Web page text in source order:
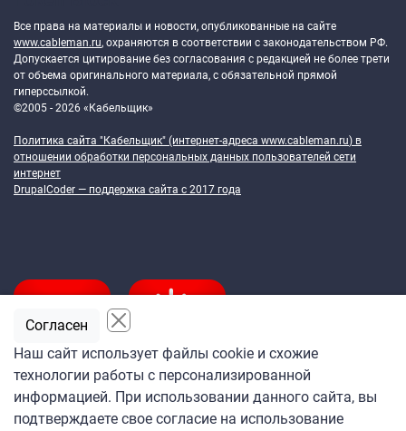
Все права на материалы и новости, опубликованные на сайте
www.cableman.ru, охраняются в соответствии с законодательством РФ.
Допускается цитирование без согласования с редакцией не более трети
от объема оригинального материала, с обязательной прямой
гиперссылкой.
©2005 - 2026 «Кабельщик»
Политика сайта "Кабельщик" (интернет-адреса www.cableman.ru) в
отношении обработки персональных данных пользователей сети
интернет
DrupalCoder — поддержка сайта c 2017 года
Подпишитесь
на ежедневную рассылку
Наш сайт использует файлы cookie и схожие
технологии работы с персонализированной
информацией. При использовании данного сайта, вы
подтверждаете свое согласие на использование
Согласен